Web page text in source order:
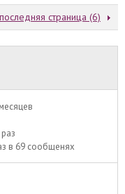
последняя страница (6)
в 69 сообщенях